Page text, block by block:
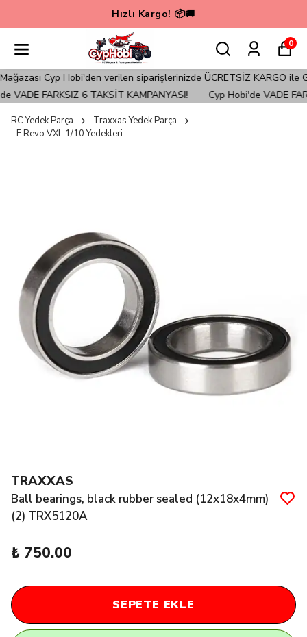
Hızlı Kargo! 📦🚚
0
Cyp Hobi'den verilen siparişlerinizde ÜCRETSİZ KARGO ile
FARKSIZ 6 TAKSİT KAMPANYASI!
Cyp Hobi'de VADE
RC Yedek Parça
Traxxas Yedek Parça
E Revo VXL 1/10 Yedekleri
TRAXXAS
Ball bearings, black rubber sealed (12x18x4mm)
(2) TRX5120A
₺ 750.00
SEPETE EKLE